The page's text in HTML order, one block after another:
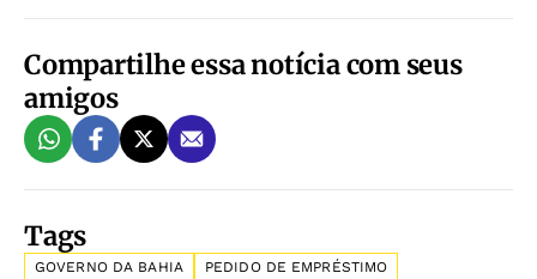
Compartilhe essa notícia com seus
amigos
Tags
GOVERNO DA BAHIA
PEDIDO DE EMPRÉSTIMO